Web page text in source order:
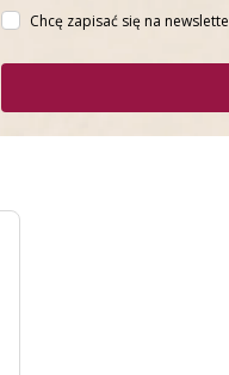
Chcę zapisać się na